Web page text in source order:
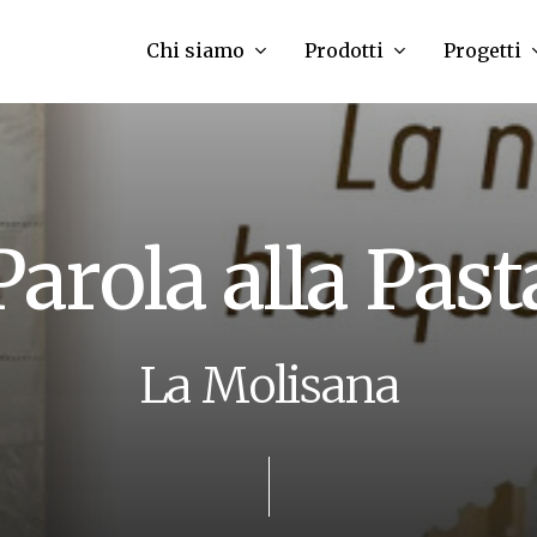
Chi siamo Prodotti Progetti
arolaalla Past
LaMolisana